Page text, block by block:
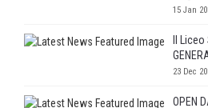
15 Jan
Il
23 Dec
OPEN